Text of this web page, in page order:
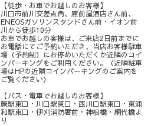
【徒歩・お車でお越しのお客様】
川口市前川交差点角、庫前屋酒店さん前、
ENEOSガソリンスタンドさん前・イオン前
川から徒歩10分
お車でお越しの客様は、ご来店2日前までに
お電話にてご予約いただき、当店お客様駐車
場（予約制）にお停めいただくか近隣のコイ
ンパーキングをご利用ください。（近隣駐車
場はHPの近隣コインパーキングのご案内を
ご覧ください）
【バス・電車でお越しのお客様】
蕨駅東口・川口駅東口・西川口駅東口・東浦
和駅東口・伊刈消防署前・神根橋・網代橋よ
り